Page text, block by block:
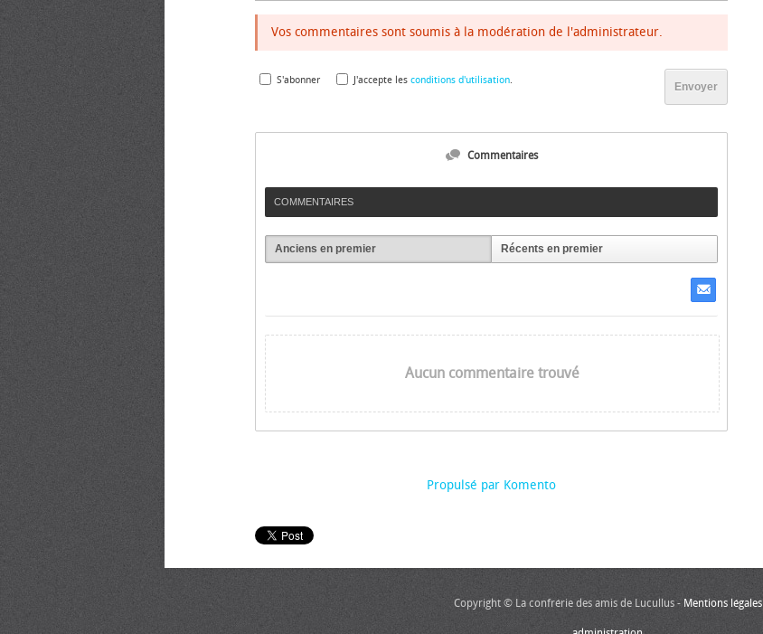
Vos commentaires sont soumis à la modération de l'administrateur.
Envoyer
S'abonner J'accepte les conditions d'utilisation.
Commentaires
COMMENTAIRES
Anciens en premier Récents en premier
Aucun commentaire trouvé
Propulsé par Komento
Copyright © La confrérie des amis de Lucullus - Mentions légales